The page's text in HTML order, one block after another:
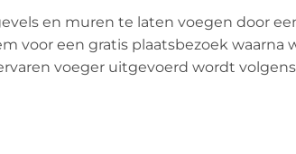
en muren te laten voegen door
voor een gratis plaatsbezoek waarna
voeger uitgevoerd wordt